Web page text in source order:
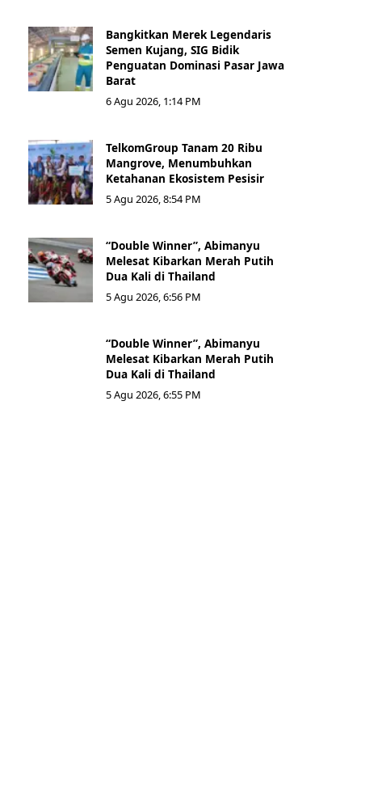
Bangkitkan Merek Legendaris
Semen Kujang, SIG Bidik
Penguatan Dominasi Pasar Jawa
Barat
6 Agu 2026, 1:14 PM
TelkomGroup Tanam 20 Ribu
Mangrove, Menumbuhkan
Ketahanan Ekosistem Pesisir
5 Agu 2026, 8:54 PM
“Double Winner”, Abimanyu
Melesat Kibarkan Merah Putih
Dua Kali di Thailand
5 Agu 2026, 6:56 PM
“Double Winner”, Abimanyu
Melesat Kibarkan Merah Putih
Dua Kali di Thailand
5 Agu 2026, 6:55 PM